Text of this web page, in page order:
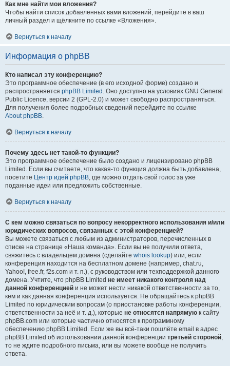
Как мне найти мои вложения?
Чтобы найти список добавленных вами вложений, перейдите в ваш
личный раздел и щёлкните по ссылке «Вложения».
Вернуться к началу
Информация о phpBB
Кто написал эту конференцию?
Это программное обеспечение (в его исходной форме) создано и
распространяется phpBB Limited . Оно доступно на условиях GNU General
Public Licence, версии 2 (GPL-2.0) и может свободно распространяться.
Для получения более подробных сведений перейдите по ссылке
About phpBB.
Вернуться к началу
Почему здесь нет такой-то функции?
Это программное обеспечение было создано и лицензировано phpBB
Limited. Если вы считаете, что какая-то функция должна быть добавлена,
посетите Центр идей phpBB, где можно отдать свой голос за уже
поданные идеи или предложить собственные.
Вернуться к началу
С кем можно связаться по вопросу некорректного использования и/или
юридических вопросов, связанных с этой конференцией?
Вы можете связаться с любым из администраторов, перечисленных в
списке на странице «Наша команда». Если вы не получили ответа,
свяжитесь с владельцем домена (сделайте whois lookup) или, если
конференция находится на бесплатном домене (например, chat.ru,
Yahoo!, free.fr, f2s.com и т. п.), с руководством или техподдержкой данного
домена. Учтите, что phpBB Limited не имеет никакого контроля над
данной конференцией и не может нести никакой ответственности за то,
кем и как данная конференция используется. Не обращайтесь к phpBB
Limited по юридическим вопросам (о приостановке работы конференции,
ответственности за неё и т. д.), которые не относятся напрямую к сайту
phpBB.com или которые частично относятся к программному
обеспечению phpBB Limited. Если же вы всё-таки пошлёте email в адрес
phpBB Limited об использовании данной конференции третьей стороной,
то не ждите подробного письма, или вы можете вообще не получить
ответа.